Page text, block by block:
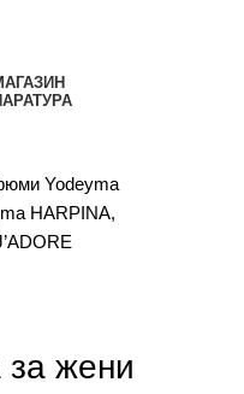
Yodeyma
HARPINA,
жени